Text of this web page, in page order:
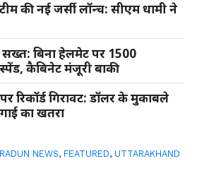
की नई जर्सी लॉन्च: सीएम धामी ने
सख्त: बिना हेलमेट पर 1500
कैबिनेट मंजूरी बाकी
रिकॉर्ड गिरावट: डॉलर के मुकाबले
का खतरा
NEWS, FEATURED, UTTARAKHAND